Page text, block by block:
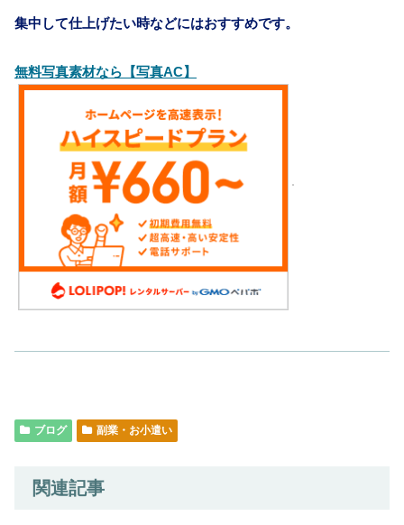
集中して仕上げたい時などにはおすすめです。
無料写真素材なら【写真AC】
ブログ 副業・お小遣い
関連記事